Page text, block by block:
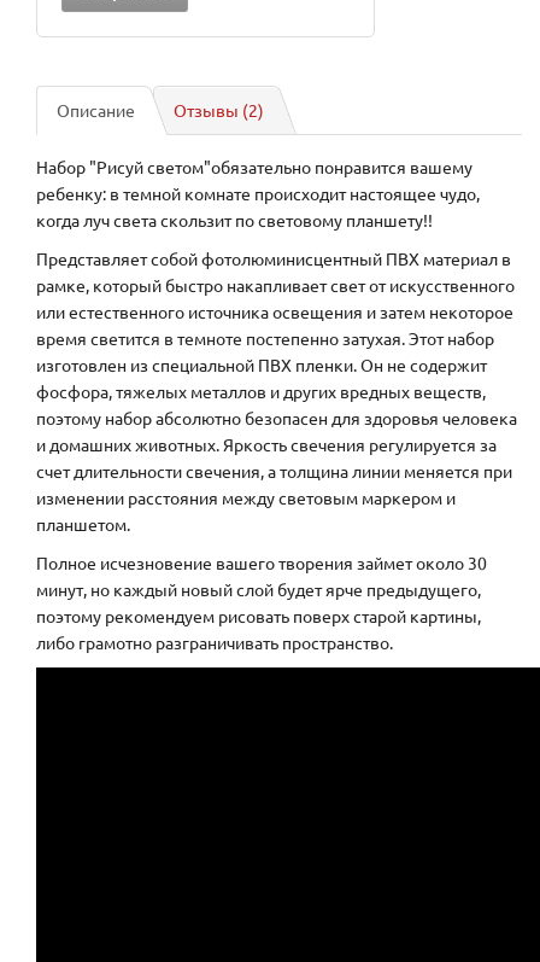
Описание Отзывы (2)
Набор "Рисуй светом"обязательно понравится вашему
ребенку: в темной комнате происходит настоящее чудо,
когда луч света скользит по световому планшету!!
Представляет собой фотолюминисцентный ПВХ материал в
рамке, который быстро накапливает свет от искусственного
или естественного источника освещения и затем некоторое
время светится в темноте постепенно затухая. Этот набор
изготовлен из специальной ПВХ пленки. Он не содержит
фосфора, тяжелых металлов и других вредных веществ,
поэтому набор абсолютно безопасен для здоровья человека
и домашних животных. Яркость свечения регулируется за
счет длительности свечения, а толщина линии меняется при
изменении расстояния между световым маркером и
планшетом.
Полное исчезновение вашего творения займет около 30
минут, но каждый новый слой будет ярче предыдущего,
поэтому рекомендуем рисовать поверх старой картины,
либо грамотно разграничивать пространство.